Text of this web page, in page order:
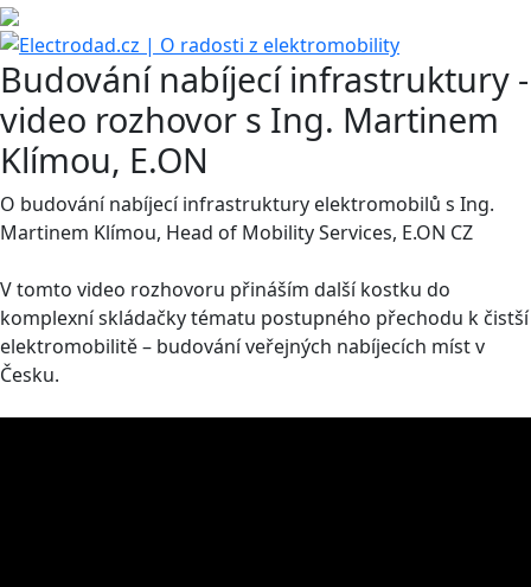
Budování nabíjecí infrastruktury -
video rozhovor s Ing. Martinem
Klímou, E.ON
O budování nabíjecí infrastruktury elektromobilů s Ing.
Martinem Klímou, Head of Mobility Services, E.ON CZ
V tomto video rozhovoru přináším další kostku do
komplexní skládačky tématu postupného přechodu k čistší
elektromobilitě – budování veřejných nabíjecích míst v
Česku.